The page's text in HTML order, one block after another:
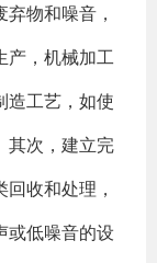
物和噪音，
产，机械加工
造工艺，如使
其次，建立完
收和处理，
或低噪音的设